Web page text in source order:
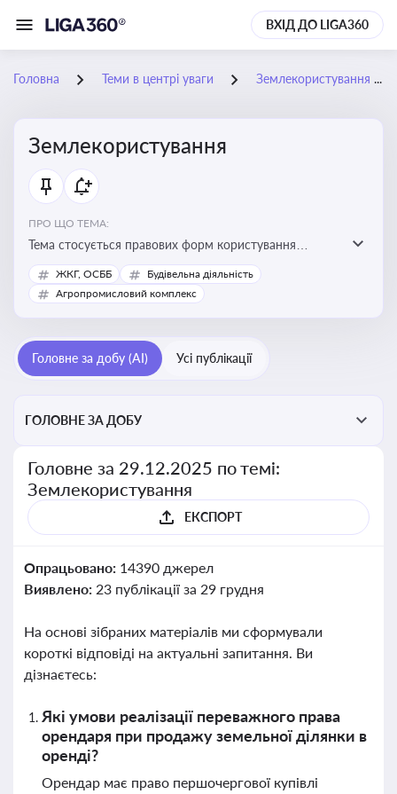
ВХІД ДО LIGA360
Головна Теми в центрі уваги Землекористування
Землекористування
ПРО ЩО ТЕМА:
Тема стосується правових форм користування
землею, зокрема умов доступу, володіння та
користування земельними ділянками різних форм
ЖКГ, ОСББ
Будівельна діяльність
Агропромисловий комплекс
Головне за добу (AI) Усі публікації
ГОЛОВНЕ ЗА ДОБУ
Головне за 29.12.2025 по темі:
Землекористування
ЕКСПОРТ
Опрацьовано: 14390 джерел
Виявлено: 23 публікації за 29 грудня
На основі зібраних матеріалів ми сформували
короткі відповіді на актуальні запитання. Ви
дізнаєтесь:
Які умови реалізації переважного права
орендаря при продажу земельної ділянки в
оренді?
Орендар має право першочергової купівлі